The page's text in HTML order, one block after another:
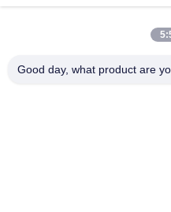
Национальная дорога 106,
Адрес завода
Good day, what product are